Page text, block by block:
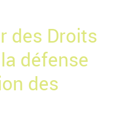
nous
des Droits
défense
des